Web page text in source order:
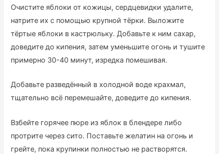
Очистите яблоки от кожицы, сердцевидки удалите,
натрите их с помощью крупной тёрки. Выложите
тёртые яблоки в кастрюльку. Добавьте к ним сахар,
доведите до кипения, затем уменьшите огонь и тушите
примерно 30-40 минут, изредка помешивая.
Добавьте разведённый в холодной воде крахмал,
тщательно всё перемешайте, доведите до кипения.
Взбейте горячее пюре из яблок в блендере либо
протрите через сито. Поставьте желатин на огонь и
грейте, пока крупинки полностью не растворятся.